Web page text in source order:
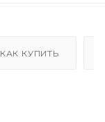
КАК КУПИТЬ